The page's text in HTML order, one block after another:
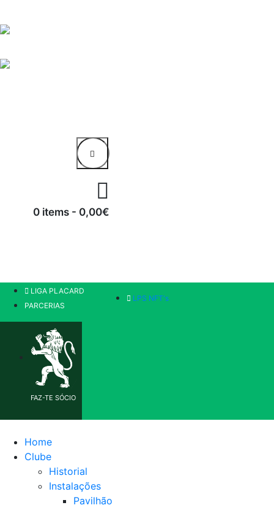
0 items - 0,00€
LIGA PLACARD
PARCERIAS
LPS NFT's
FAZ-TE SÓCIO
Home
Clube
Historial
Instalações
Pavilhão